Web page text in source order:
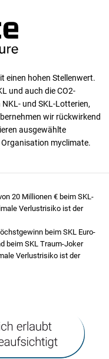
einen ho­hen Stellen­wert.
und auch die CO2-
und SKL-Lotterien,
wir rück­wirkend
ausgewählte
myclimate.
20 Millionen € beim SKL-
Verlustrisiko ist der
beim SKL Euro-
beim SKL Traum-Joker
Verlustrisiko ist der